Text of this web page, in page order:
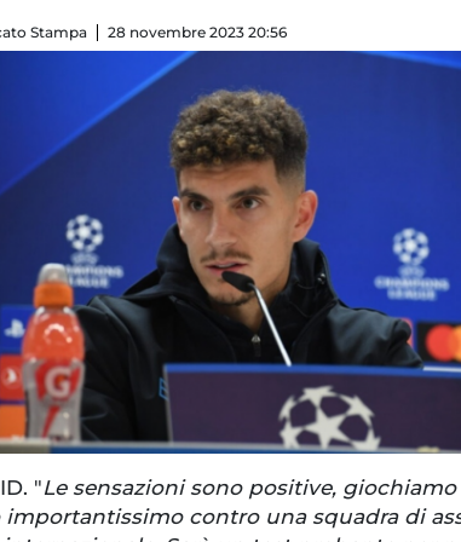
Stampa 28 novembre 2023 20:56
"Le sensazioni sono positive,
importantissimo contro una squadra di